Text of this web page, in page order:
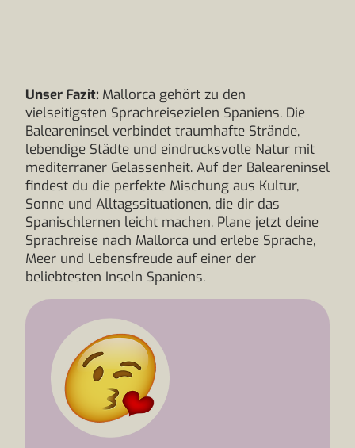
Unser Fazit: Mallorca gehört zu den
vielseitigsten Sprachreisezielen Spaniens. Die
Baleareninsel verbindet traumhafte Strände,
lebendige Städte und eindrucksvolle Natur mit
mediterraner Gelassenheit. Auf der Baleareninsel
findest du die perfekte Mischung aus Kultur,
Sonne und Alltagssituationen, die dir das
Spanischlernen leicht machen. Plane jetzt deine
Sprachreise nach Mallorca und erlebe Sprache,
Meer und Lebensfreude auf einer der
beliebtesten Inseln Spaniens.